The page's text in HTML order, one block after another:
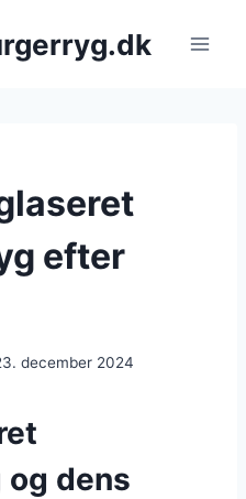
efter
december 2024
og dens